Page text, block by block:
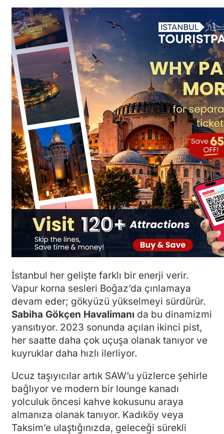
İstanbul her gelişte farklı bir enerji verir.
Vapur korna sesleri Boğaz’da çınlamaya
devam eder; gökyüzü yükselmeyi sürdürür.
Sabiha Gökçen Havalimanı da bu dinamizmi
yansıtıyor. 2023 sonunda açılan ikinci pist,
her saatte daha çok uçuşa olanak tanıyor ve
kuyruklar daha hızlı ilerliyor.
Ucuz taşıyıcılar artık SAW’u yüzlerce şehirle
bağlıyor ve modern bir lounge kanadı
yolculuk öncesi kahve kokusunu araya
almanıza olanak tanıyor. Kadıköy veya
Taksim’e ulaştığınızda, geleceği sürekli